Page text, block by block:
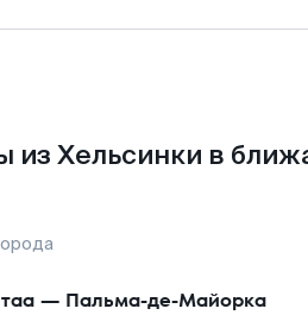
из Хельсинки в
— Пальма-де-Майорка